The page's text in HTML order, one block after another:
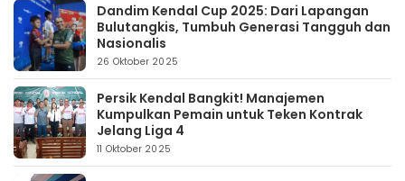
Dandim Kendal Cup 2025: Dari Lapangan
Bulutangkis, Tumbuh Generasi Tangguh dan
Nasionalis
26 Oktober 2025
Persik Kendal Bangkit! Manajemen
Kumpulkan Pemain untuk Teken Kontrak
Jelang Liga 4
11 Oktober 2025